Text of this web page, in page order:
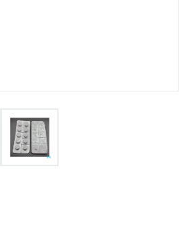
larger image
View larger image